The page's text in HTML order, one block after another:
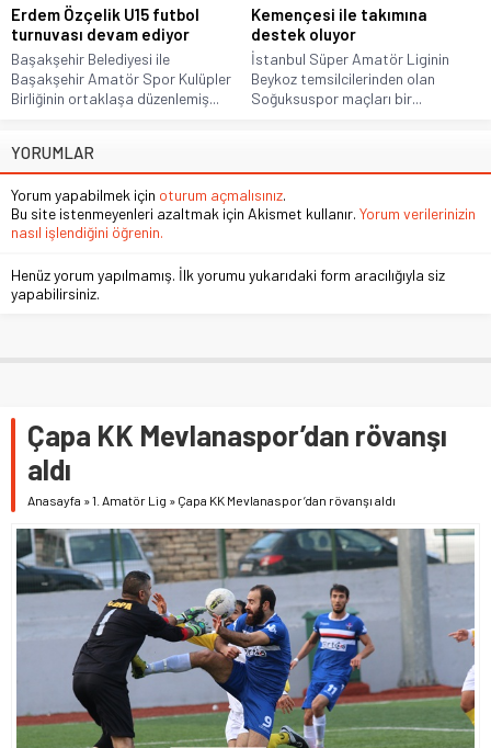
Erdem Özçelik U15 futbol
turnuvası devam ediyor
Başakşehir Belediyesi ile
Başakşehir Amatör Spor Kulüpler
Birliğinin ortaklaşa düzenlemiş...
Kemençesi ile takımına
destek oluyor
İstanbul Süper Amatör Liginin
Beykoz temsilcilerinden olan
Soğuksuspor maçları bir...
YORUMLAR
Yorum yapabilmek için oturum açmalısınız.
Bu site istenmeyenleri azaltmak için Akismet kullanır. Yorum verilerinizin
nasıl işlendiğini öğrenin.
Henüz yorum yapılmamış. İlk yorumu yukarıdaki form aracılığıyla siz
yapabilirsiniz.
Çapa KK Mevlanaspor’dan rövanşı
aldı
Anasayfa »1. Amatör Lig » Çapa KK Mevlanaspor’dan rövanşı aldı